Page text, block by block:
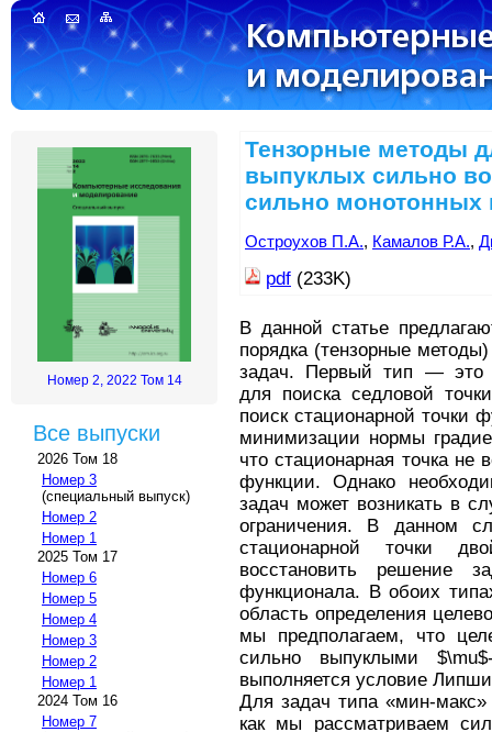
Номер 2, 2022 Том 14
Все выпуски
2026 Том 18
Номер 3
(специальный выпуск)
Номер 2
Номер 1
2025 Том 17
Номер 6
Номер 5
Номер 4
Номер 3
Номер 2
Номер 1
2024 Том 16
Номер 7
Тензорные методы
выпуклых сильно
сильно монотонных
Остроухов П.А., Камалов Р.А.,
pdf (233K)
В данной статье
порядка (тензорные
задач. Первый тип — это
для поиска седловой
поиск стационарной точки
минимизации нормы
что стационарная точка не
функции. Однако
задач может возникать в
ограничения. В данном
стационарной точки
восстановить решение
функционала. В обоих
область определения
мы предполагаем, что
сильно выпуклыми
выполняется условие
Для задач типа «мин-
как мы рассматриваем